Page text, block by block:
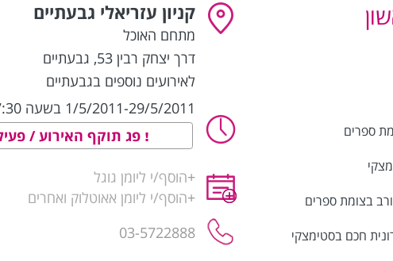
קניון עזריאלי גבעתיים
מתחם האוכל
דרך יצחק רבין 53
, גבעתיים
לאירועים נוספים בגבעתיים
1/5/2011-29/5/2011 בשעה 17:30
פג תוקף האירוע /
+הוסף/י ליומן גוגל
+הוסף/י ליומן אאוטלוק ואחרים
03-5722888